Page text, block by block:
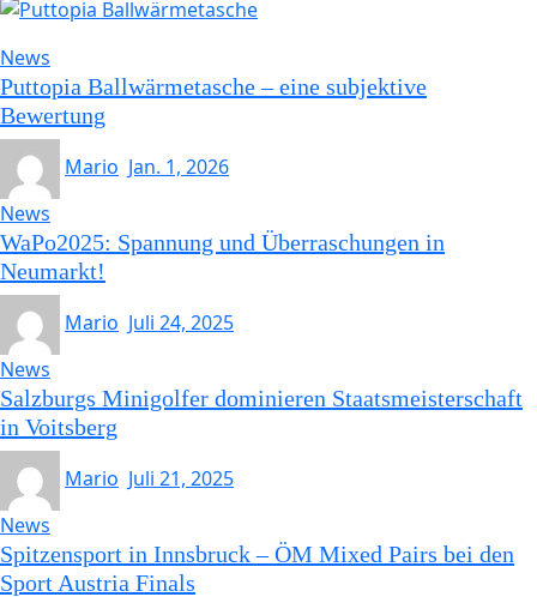
News
Puttopia Ballwärmetasche – eine subjektive
Bewertung
Mario Jan. 1, 2026
News
WaPo2025: Spannung und Überraschungen in
Neumarkt!
Mario Juli 24, 2025
News
Salzburgs Minigolfer dominieren Staatsmeisterschaft
in Voitsberg
Mario Juli 21, 2025
News
Spitzensport in Innsbruck – ÖM Mixed Pairs bei den
Sport Austria Finals